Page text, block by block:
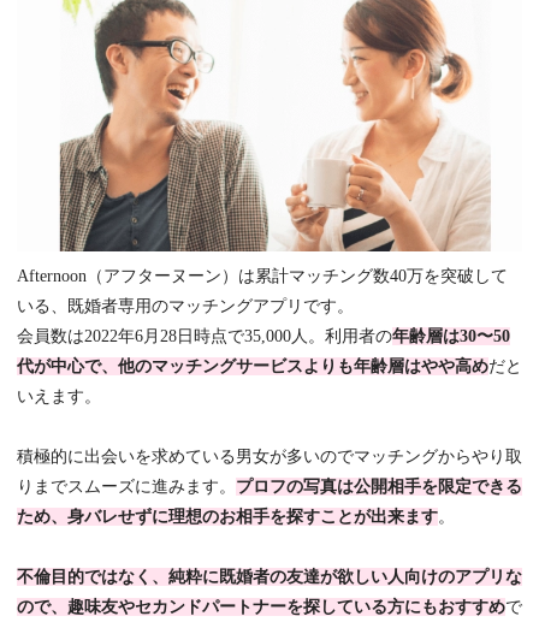
Afternoon（アフターヌーン）は累計マッチング数40万を突破して
いる、既婚者専用のマッチングアプリです。
会員数は2022年6月28日時点で35,000人。利用者の年齢層は30〜50
代が中心で、他のマッチングサービスよりも年齢層はやや高めだと
いえます。
積極的に出会いを求めている男女が多いのでマッチングからやり取
りまでスムーズに進みます。 プロフの写真は公開相手を限定できる
ため、身バレせずに理想のお相手を探すことが出来ます。
不倫目的ではなく、純粋に既婚者の友達が欲しい人向けのアプリな
ので、趣味友やセカンドパートナーを探している方にもおすすめで